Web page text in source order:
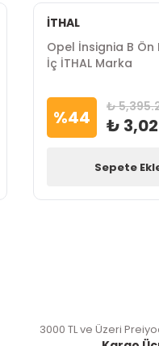
İTHAL
Opel İnsignia B
İç İTHAL Marka
%44 ₺
₺
Sepete
3000 TL ve Üzeri